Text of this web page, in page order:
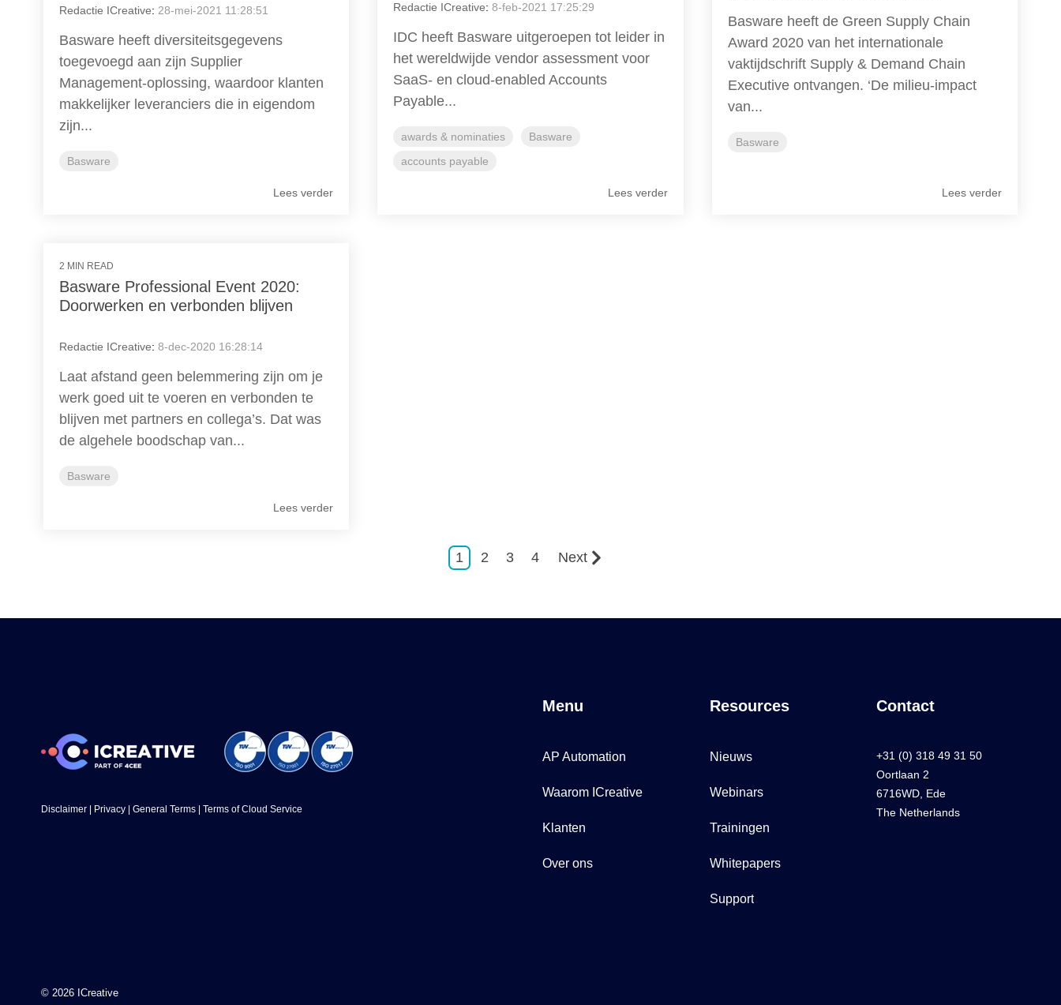
Redactie ICreative: 28-mei-2021 11:28:51
Basware heeft diversiteitsgegevens
toegevoegd aan zijn Supplier
Management-oplossing, waardoor klanten
makkelijker leveranciers die in eigendom
zijn...
Basware
Lees verder
Redactie ICreative:8-feb-2021 17:25:29
IDC heeft Basware uitgeroepen tot leider in
het wereldwijde vendor assessment voor
SaaS- en cloud-enabled Accounts
Payable...
awards & nominaties
Basware
accounts payable
Lees verder
Basware heeft de Green Supply Chain
Award 2020 van het internationale
vaktijdschrift Supply & Demand Chain
Executive ontvangen. ‘De milieu-impact
van...
Basware
Lees verder
2 MIN READ
Basware Professional Event 2020:
Doorwerken en verbonden blijven
Redactie ICreative: 8-dec-2020 16:28:14
Laat afstand geen belemmering zijn om je
werk goed uit te voeren en verbonden te
blijven met partners en collega’s. Dat was
de algehele boodschap van...
Basware
Lees verder
1 2 3 4 Next
Disclaimer | Privacy | General Terms | Terms of Cloud Service
Menu
AP Automation
Waarom ICreative
Klanten
Over ons
Resources
Nieuws
Webinars
Trainingen
Whitepapers
Support
Contact
+31 (0) 318 49 31 50
Oortlaan 2
6716WD, Ede
The Netherlands
© 2026 ICreative